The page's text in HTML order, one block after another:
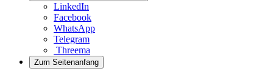
LinkedIn
Facebook
WhatsApp
Telegram
Threema
Zum Seitenanfang